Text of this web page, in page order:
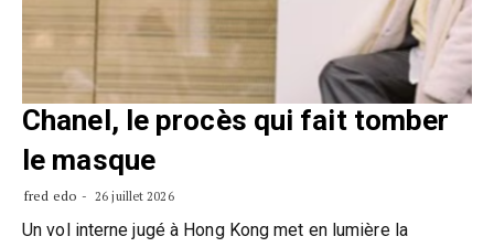
Chanel, le procès qui fait tomber
le masque
fred edo 26 juillet 2026
Un vol interne jugé à Hong Kong met en lumière la